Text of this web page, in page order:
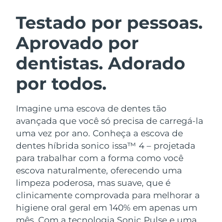
Testado por pessoas.
Aprovado por
dentistas. Adorado
por todos.
Imagine uma escova de dentes tão
avançada que você só precisa de carregá-la
uma vez por ano. Conheça a escova de
dentes híbrida sonico issa™ 4 – projetada
para trabalhar com a forma como você
escova naturalmente, oferecendo uma
limpeza poderosa, mas suave, que é
clinicamente comprovada para melhorar a
higiene oral geral em 140% em apenas um
mês. Com a tecnologia Sonic Pulse e uma
Limpeza facial
LUNA™ 4 kit
Anti-aging massage
LUNA™ 4 Plus
Massage, LED heating
LUNA™ 4 Men
For men, anti-aging massage
Lifting facial
BEAR™ 2 kit
Microcurrent toning
BEAR™ 2 go
Microcurrent toning on-the-go
BEAR™ 2 eyes & lips
Microcurrent line smoothing device
Hidratação
UFO™ 3 kit
Deep facial hydration
UFO™ 3 LED
Near-infrared and red light therapy
device
Cuidado oral
issa™ 4
Hybrid silicone sonic toothbrush
issa™ 4 plus
Smart hybrid silicone sonic toothbrush
TRATAMENTO ANTIENVELHECIMENTO
FAQ™
Antienvelhecimento Tratamentos LED
NEW
Áustria
Barein Entrega prevista
Bélgica Entrega prevista8/11/26
Bermudas
Bósnia e
Herzegovina
Entrega prevista
Brunei Entrega prevista8/16/26
Bulgária Entrega prevista
Canadá Entrega prevista
Chile Entrega prevista 8/15/26